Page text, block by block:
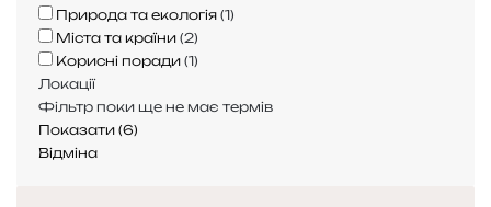
л
и
в
а
є
н
а
щ
е
д
о
в
и
л
у
н
і
в
і
ч
и
й
м
о
р
с
ь
Природа та екологія (1)
Міста та країни (2)
Корисні поради (1)
Локації
Фільтр поки ще не має термів
Показати (6)
Відміна